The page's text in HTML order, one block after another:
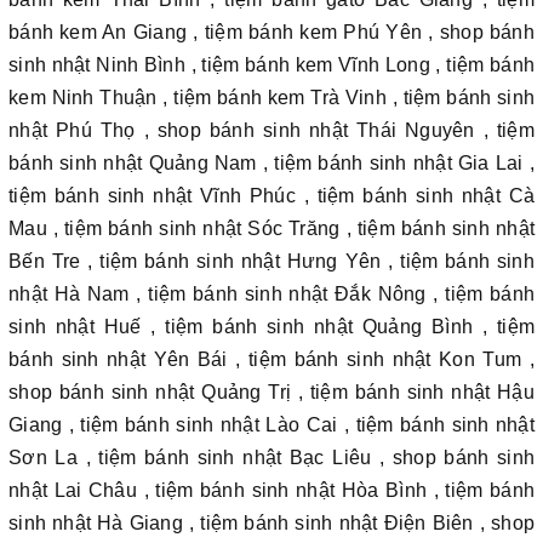
bánh kem An Giang , tiệm bánh kem Phú Yên , shop bánh
sinh nhật Ninh Bình , tiệm bánh kem Vĩnh Long , tiệm bánh
kem Ninh Thuận , tiệm bánh kem Trà Vinh , tiệm bánh sinh
nhật Phú Thọ , shop bánh sinh nhật Thái Nguyên , tiệm
bánh sinh nhật Quảng Nam , tiệm bánh sinh nhật Gia Lai ,
tiệm bánh sinh nhật Vĩnh Phúc , tiệm bánh sinh nhật Cà
Mau , tiệm bánh sinh nhật Sóc Trăng , tiệm bánh sinh nhật
Bến Tre , tiệm bánh sinh nhật Hưng Yên , tiệm bánh sinh
nhật Hà Nam , tiệm bánh sinh nhật Đắk Nông , tiệm bánh
sinh nhật Huế , tiệm bánh sinh nhật Quảng Bình , tiệm
bánh sinh nhật Yên Bái , tiệm bánh sinh nhật Kon Tum ,
shop bánh sinh nhật Quảng Trị , tiệm bánh sinh nhật Hậu
Giang , tiệm bánh sinh nhật Lào Cai , tiệm bánh sinh nhật
Sơn La , tiệm bánh sinh nhật Bạc Liêu , shop bánh sinh
nhật Lai Châu , tiệm bánh sinh nhật Hòa Bình , tiệm bánh
sinh nhật Hà Giang , tiệm bánh sinh nhật Điện Biên , shop